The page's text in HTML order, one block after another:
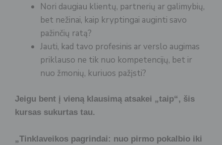
Nori daugiau klientų, partnerių ar galimybių,
bet nežinai, kaip kryptingai auginti savo
pažinčių ratą?
Jauti, kad tavo profesinis ar verslo augimas
priklauso ne tik nuo kompetencijų, bet ir
nuo žmonių, kuriuos pažįsti?
Jeigu bent į vieną klausimą atsakei „taip“, šis
kursas sukurtas tau.
„Tinklaveikos pagrindai: nuo pirmo pokalbio iki